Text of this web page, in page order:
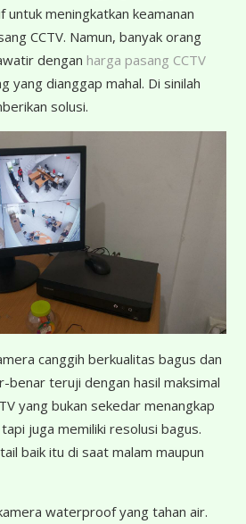
meningkatkan keamanan
CCTV. Namun, banyak orang
dengan harga pasang CCTV
yang dianggap mahal. Di sinilah
solusi.
canggih berkualitas bagus dan
benar teruji dengan hasil maksimal
yang bukan sekedar menangkap
juga memiliki resolusi bagus.
baik itu di saat malam maupun
waterproof yang tahan air.